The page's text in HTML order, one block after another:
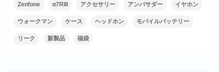
Zenfone α7RIII アクセサリー アンバサダー イヤホン
ウォークマン ケース ヘッドホン モバイルバッテリー
リーク 新製品 福袋